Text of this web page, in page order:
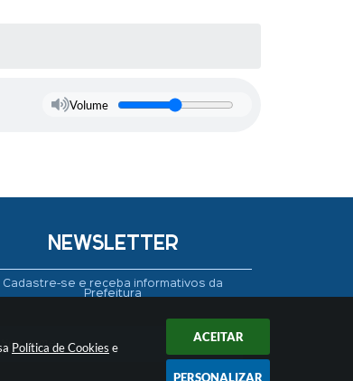
Política de Cookies e
ACEITAR
PERSONALIZAR
Volume
NEWSLETTER
Cadastre-se e receba informativos da
Prefeitura